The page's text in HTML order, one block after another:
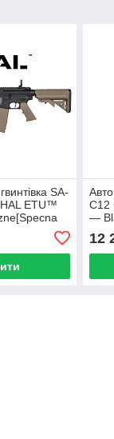
SA-
ETU™
C12
—
12